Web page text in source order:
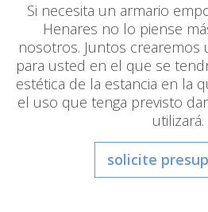
Si necesita un armario
Henares no lo piense
nosotros. Juntos crearemos
para usted en el que se
estética de la estancia en la
el uso que tenga previsto
utilizará.
solicite